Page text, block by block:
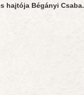
hajtója Bégányi Csaba.